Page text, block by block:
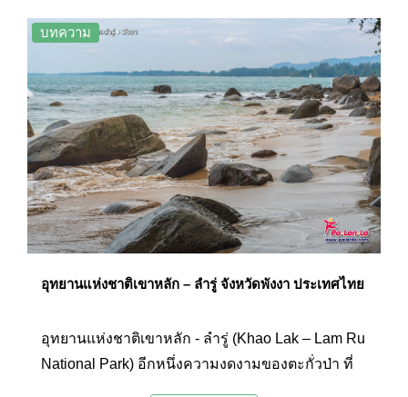
บทความ
อุทยานแห่งชาติเขาหลัก – ลำรู่ จังหวัดพังงา ประเทศไทย
อุทยานแห่งชาติเขาหลัก - ลำรู่ (Khao Lak – Lam Ru
National Park) อีกหนึ่งความงดงามของตะกั่วป่า ที่